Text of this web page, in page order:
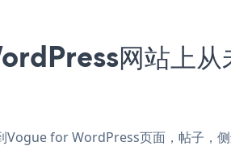
网站上从
for WordPress页面，帖子，